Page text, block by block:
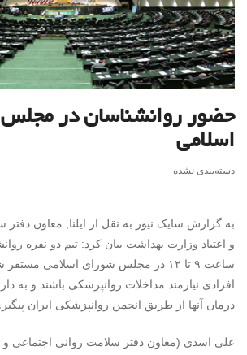
حضور روانشناسان در
اسلامی
دسته‌بندی نشده
به گزارش سایک نیوز به نقل از ایلنا, معاون
و اعتیاد وزارت بهداشت بیان کرد: تیم دو نفره
ساعت ۹ تا ۱۲ در مجلس شورای اسلامی
افرادی نیازمند مداخلات روانپزشکی باشند و به
درمان آنها از طریق انجمن روانپزشکی ایران
علی اسدی (معاون دفتر سلامت روانی اجتماعی و